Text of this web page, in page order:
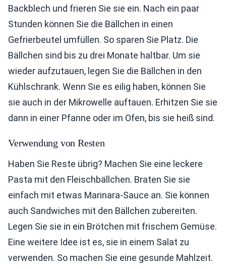
Backblech und frieren Sie sie ein. Nach ein paar
Stunden können Sie die Bällchen in einen
Gefrierbeutel umfüllen. So sparen Sie Platz. Die
Bällchen sind bis zu drei Monate haltbar. Um sie
wieder aufzutauen, legen Sie die Bällchen in den
Kühlschrank. Wenn Sie es eilig haben, können Sie
sie auch in der Mikrowelle auftauen. Erhitzen Sie sie
dann in einer Pfanne oder im Ofen, bis sie heiß sind.
Verwendung von Resten
Haben Sie Reste übrig? Machen Sie eine leckere
Pasta mit den Fleischbällchen. Braten Sie sie
einfach mit etwas Marinara-Sauce an. Sie können
auch Sandwiches mit den Bällchen zubereiten.
Legen Sie sie in ein Brötchen mit frischem Gemüse.
Eine weitere Idee ist es, sie in einem Salat zu
verwenden. So machen Sie eine gesunde Mahlzeit.